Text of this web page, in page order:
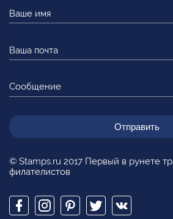
© Stamps.ru 2017 Первый в рунете
филателистов
имя
почта
Сообщение